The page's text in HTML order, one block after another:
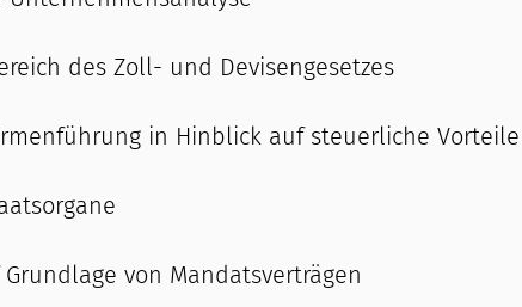
des Zoll- und Devisengesetzes
in Hinblick auf steuerliche Vorteile
von Mandatsverträgen